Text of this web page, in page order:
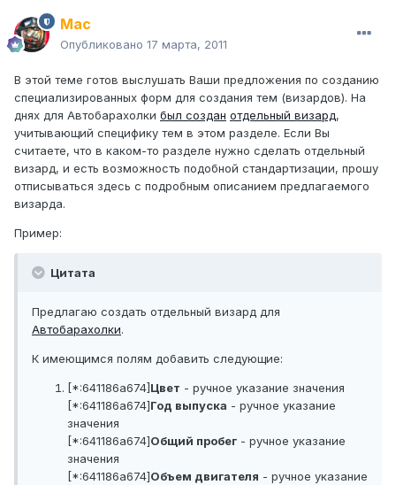
Mac
Опубликовано 17 марта, 2011
В этой теме готов выслушать Ваши предложения по созданию
специализированных форм для создания тем (визардов). На
днях для Автобарахолки был создан отдельный визард,
учитывающий специфику тем в этом разделе. Если Вы
считаете, что в каком-то разделе нужно сделать отдельный
визард, и есть возможность подобной стандартизации, прошу
отписываться здесь с подробным описанием предлагаемого
визарда.
Пример:
Цитата
Предлагаю создать отдельный визард для
Автобарахолки.
К имеющимся полям добавить следующие:
[*:641186a674]Цвет - ручное указание значения
[*:641186a674]Год выпуска - ручное указание
значения
[*:641186a674]Общий пробег - ручное указание
значения
[*:641186a674]Объем двигателя - ручное указание